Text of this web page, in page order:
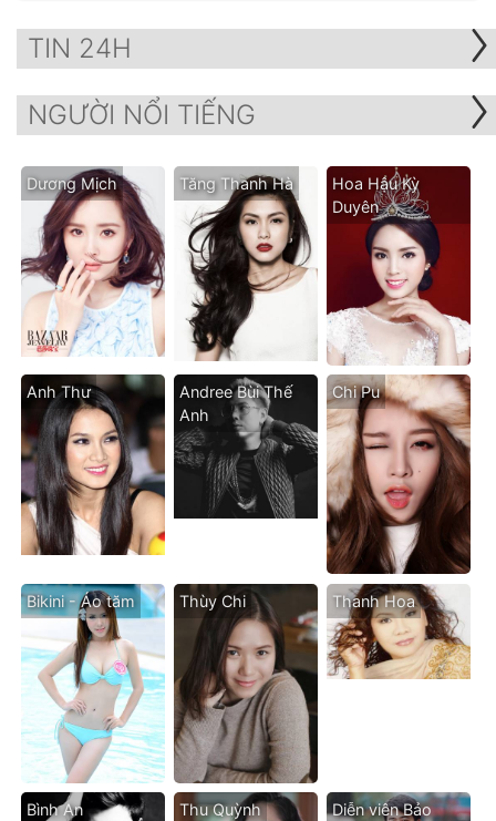
TIN 24H
NGƯỜI NỔI TIẾNG
Dương Mịch Tăng Thanh Hà
Hoa Hậu Kỳ
Duyên
Anh Thư
Andree Bùi Thế
Anh
Chi Pu
Bikini - Áo tăm Thùy Chi Thanh Hoa
Bình An Thu Quỳnh
Diễn viên Bảo